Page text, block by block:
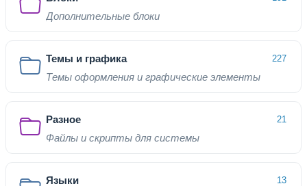
Дополнительные блоки
Темы и графика 227
Темы оформления и графические элементы
Разное 21
Файлы и скрипты для системы
Языки 13